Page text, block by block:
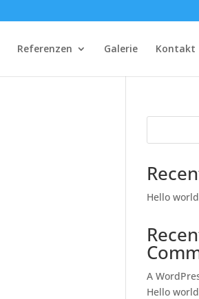
Referenzen Galerie Kontakt
Hello
A
Hello